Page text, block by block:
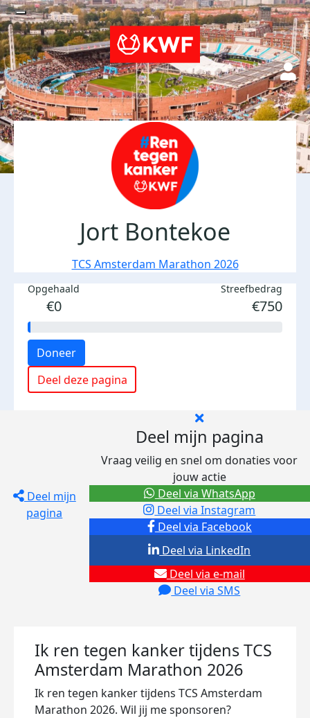
Jort Bontekoe
TCS Amsterdam Marathon 2026
Opgehaald
€0
Streefbedrag
€750
Doneer
Deel deze pagina
Deel mijn
pagina
Deel mijn pagina
Vraag veilig en snel om donaties voor
jouw actie
Deel via Facebook
Deel via Instagram
Deel via e-mail
Deel via SMS
Deel via LinkedIn
Deel via WhatsApp
Ik ren tegen kanker tijdens TCS
Amsterdam Marathon 2026
Ik ren tegen kanker tijdens TCS Amsterdam
Marathon 2026. Wil jij me sponsoren?